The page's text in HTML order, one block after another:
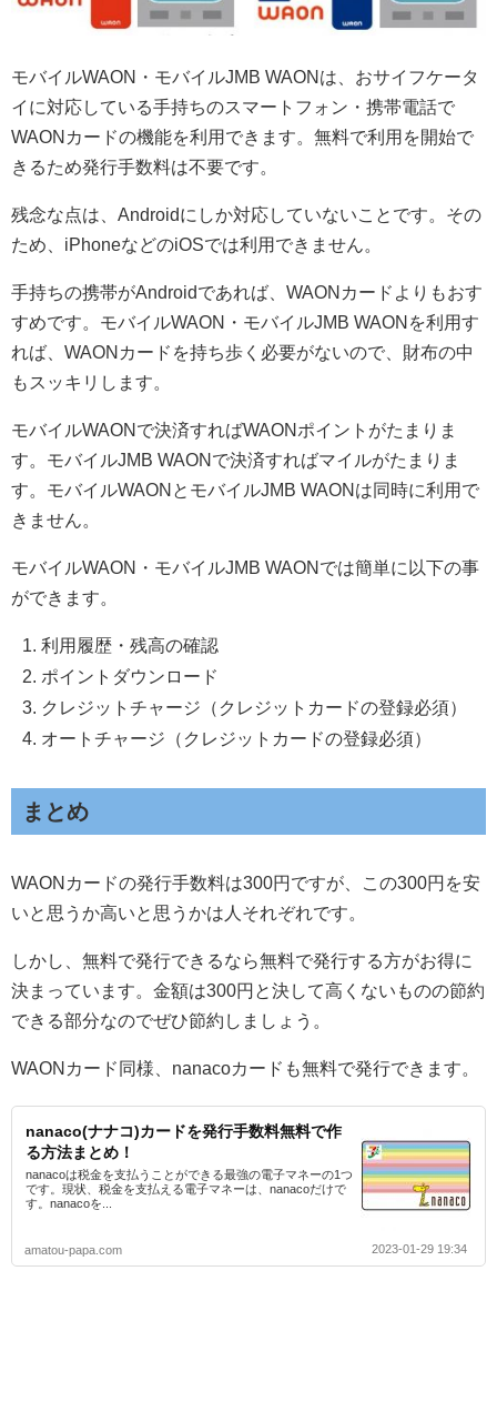
モバイルWAON・モバイルJMB WAONは、おサイフケータ
イに対応している手持ちのスマートフォン・携帯電話で
WAONカードの機能を利用できます。無料で利用を開始で
きるため発行手数料は不要です。
残念な点は、Androidにしか対応していないことです。その
ため、iPhoneなどのiOSでは利用できません。
手持ちの携帯がAndroidであれば、WAONカードよりもおす
すめです。モバイルWAON・モバイルJMB WAONを利用す
れば、WAONカードを持ち歩く必要がないので、財布の中
もスッキリします。
モバイルWAONで決済すればWAONポイントがたまりま
す。モバイルJMB WAONで決済すればマイルがたまりま
す。モバイルWAONとモバイルJMB WAONは同時に利用で
きません。
モバイルWAON・モバイルJMB WAONでは簡単に以下の事
ができます。
利用履歴・残高の確認
ポイントダウンロード
クレジットチャージ（クレジットカードの登録必須）
オートチャージ（クレジットカードの登録必須）
まとめ
WAONカードの発行手数料は300円ですが、この300円を安
いと思うか高いと思うかは人それぞれです。
しかし、無料で発行できるなら無料で発行する方がお得に
決まっています。金額は300円と決して高くないものの節約
できる部分なのでぜひ節約しましょう。
WAONカード同様、nanacoカードも無料で発行できます。
nanaco(ナナコ)カードを発行手数料無料で作
る方法まとめ！
nanacoは税金を支払うことができる最強の電子マネーの1つ
です。現状、税金を支払える電子マネーは、nanacoだけで
す。nanacoを...
amatou-papa.com 2023-01-29 19:34